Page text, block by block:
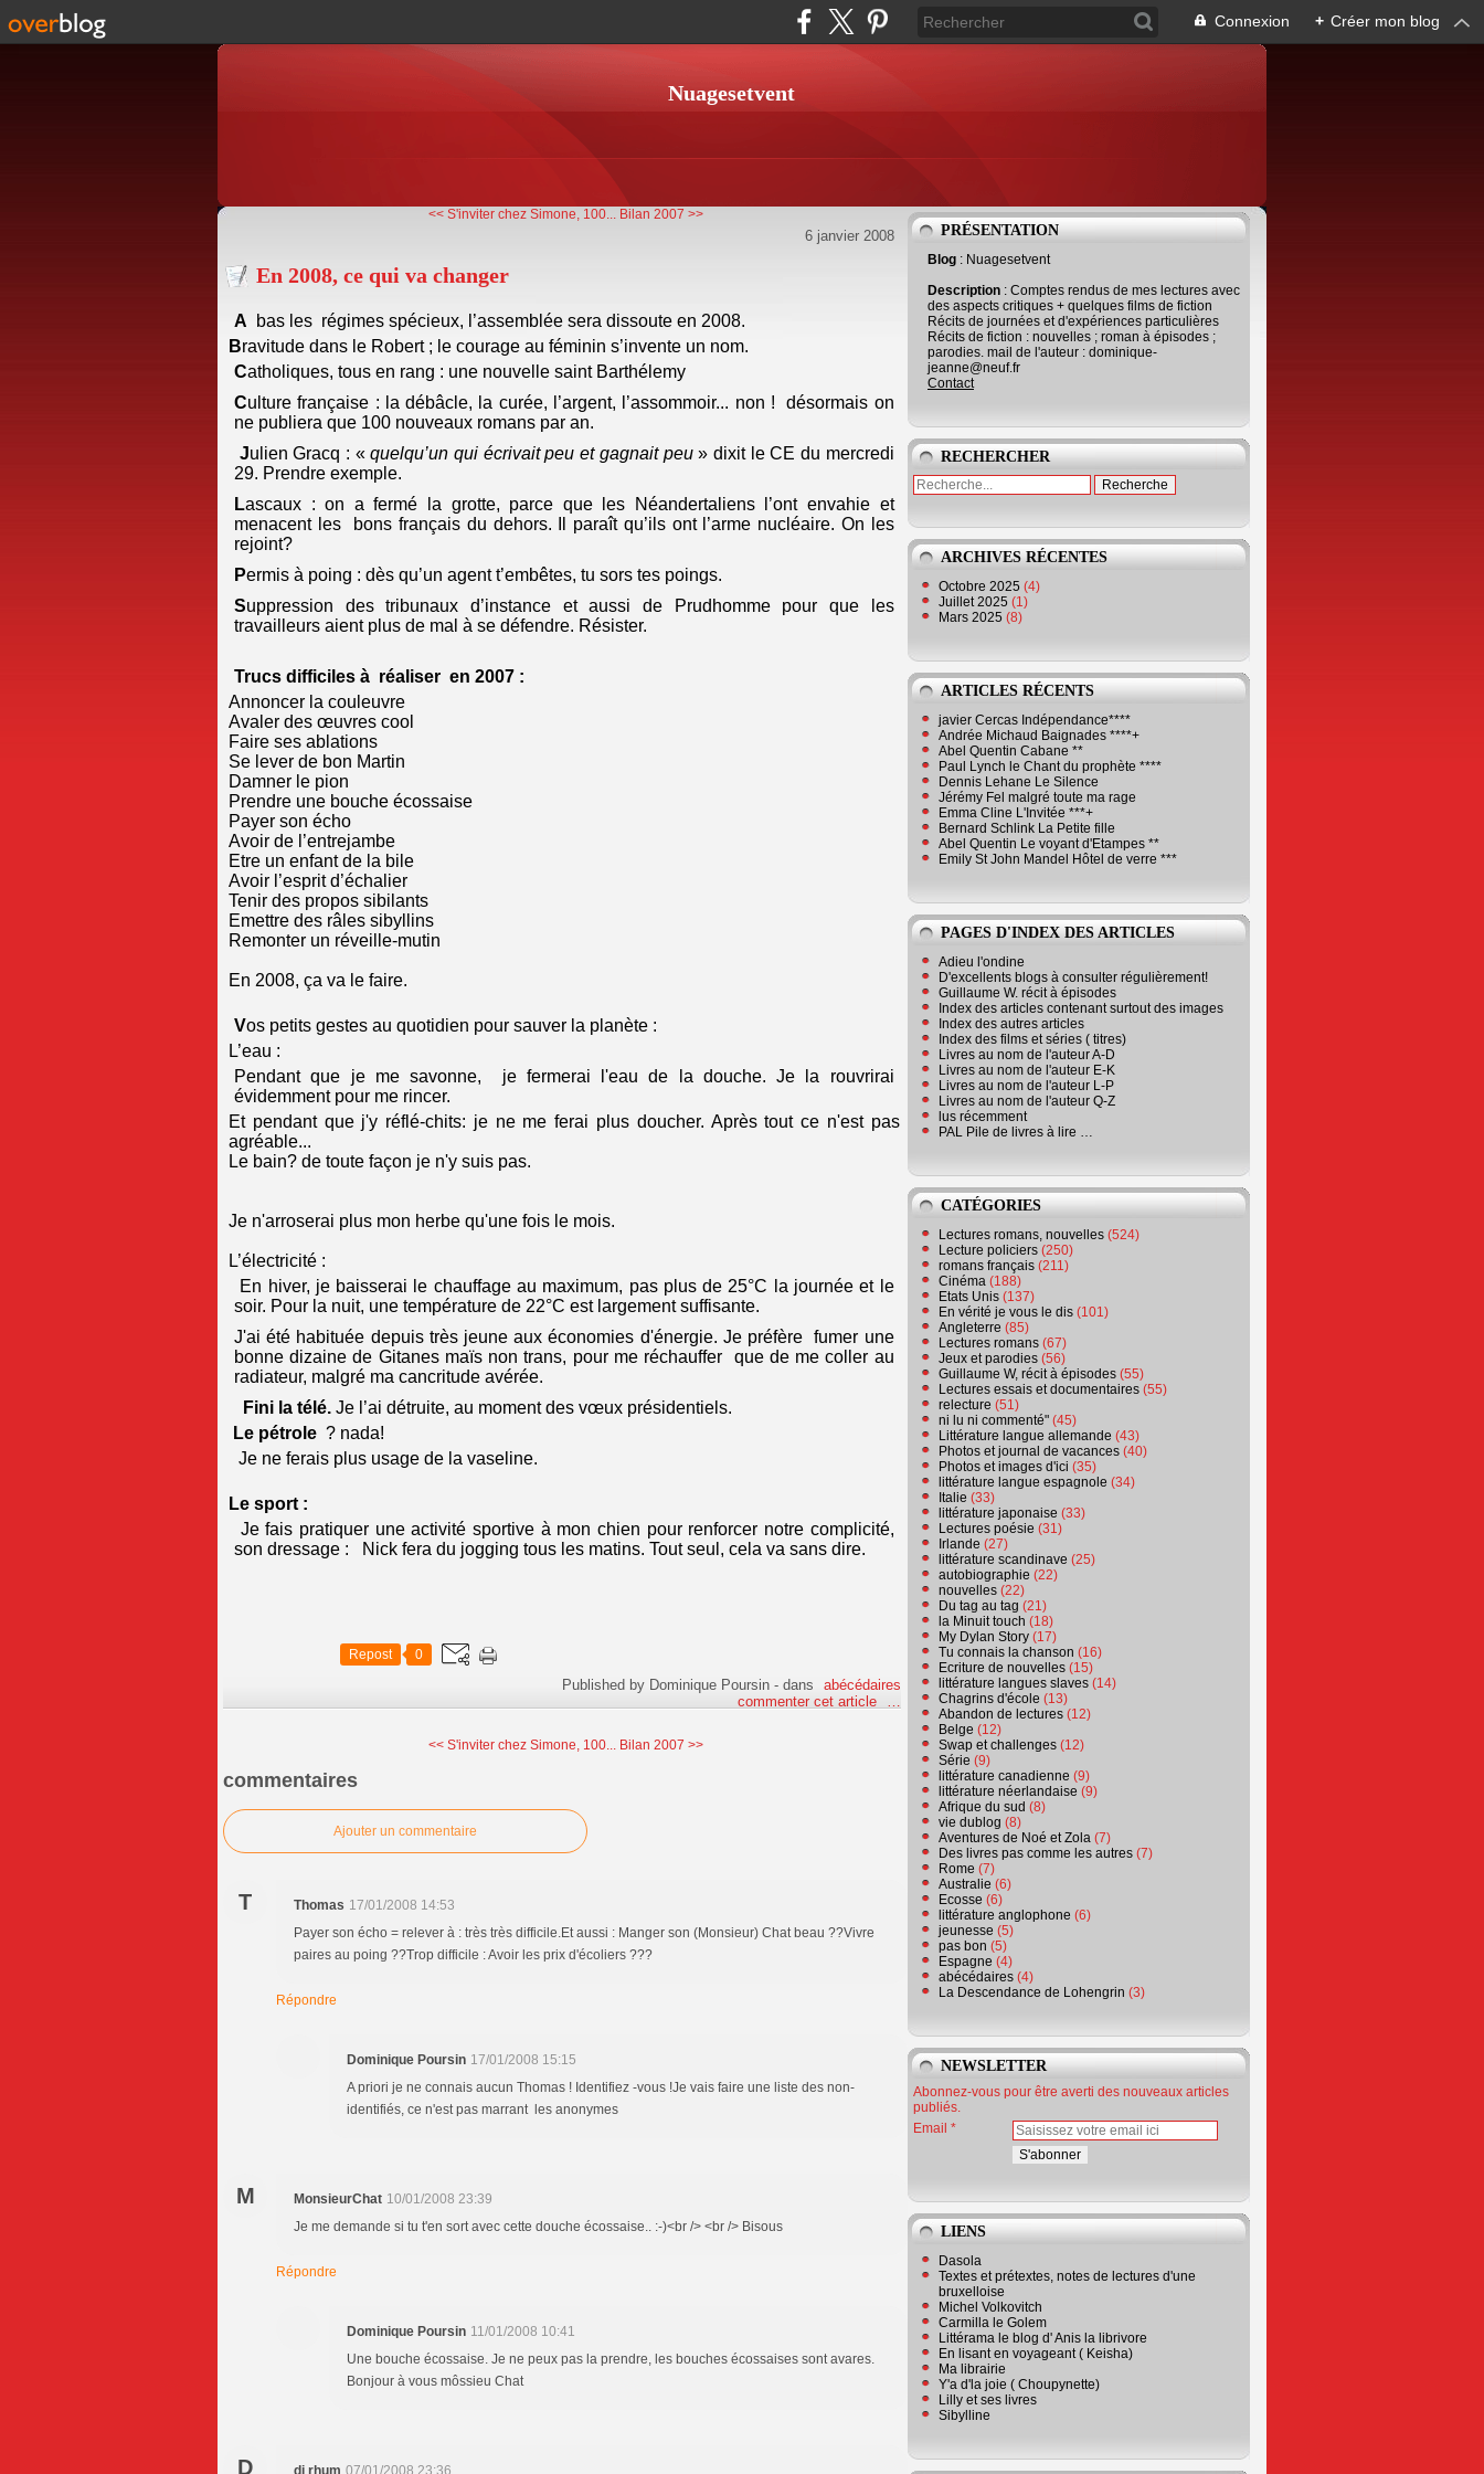
Connexion + Créer mon blog
Nuagesetvent
<< S'inviter chez Simone, 100... Bilan 2007 >>
6 janvier 2008
En 2008, ce qui va changer
A bas les régimes spécieux, l’assemblée sera dissoute en 2008.
Bravitude dans le Robert ; le courage au féminin s’invente un nom.
Catholiques, tous en rang : une nouvelle saint Barthélemy
Culture française : la débâcle, la curée, l’argent, l’assommoir... non ! désormais on
ne publiera que 100 nouveaux romans par an.
Julien Gracq : «quelqu’un qui écrivait peu et gagnait peu» dixit le CE du mercredi
29. Prendre exemple.
Lascaux : on a fermé la grotte, parce que les Néandertaliens l’ont envahie et
menacent les bons français du dehors. Il paraît qu’ils ont l’arme nucléaire. On les
rejoint?
Permis à poing : dès qu’un agent t’embêtes, tu sors tes poings.
Suppression des tribunaux d’instance et aussi de Prudhomme pour que les
travailleurs aient plus de mal à se défendre. Résister.
Trucs difficiles à réaliser en 2007 :
Annoncer la couleuvre
Avaler des œuvres cool
Faire ses ablations
Se lever de bon Martin
Damner le pion
Prendre une bouche écossaise
Payer son écho
Avoir de l’entrejambe
Etre un enfant de la bile
Avoir l’esprit d’échalier
Tenir des propos sibilants
Emettre des râles sibyllins
Remonter un réveille-mutin
En 2008, ça va le faire.
Vos petits gestes au quotidien pour sauver la planète :
L’eau :
Pendant que je me savonne, je fermerai l'eau de la douche. Je la rouvrirai
évidemment pour me rincer.
Et pendant que j'y réflé-chits: je ne me ferai plus doucher. Après tout ce n'est pas
agréable...
Le bain? de toute façon je n'y suis pas.
Je n'arroserai plus mon herbe qu'une fois le mois.
L’électricité :
En hiver, je baisserai le chauffage au maximum, pas plus de 25°C la journée et le
soir. Pour la nuit, une température de 22°C est largement suffisante.
J'ai été habituée depuis très jeune aux économies d'énergie. Je préfère fumer une
bonne dizaine de Gitanes maïs non trans, pour me réchauffer que de me coller au
radiateur, malgré ma cancritude avérée.
Fini la télé. Je l’ai détruite, au moment des vœux présidentiels.
Le pétrole ? nada!
Je ne ferais plus usage de la vaseline.
Le sport :
Je fais pratiquer une activité sportive à mon chien pour renforcer notre complicité,
son dressage : Nick fera du jogging tous les matins. Tout seul, cela va sans dire.
Repost 0
Published by Dominique Poursin -dans
abécédaires
commenter cet article
…
<< S'inviter chez Simone, 100... Bilan 2007 >>
commentaires
Ajouter un commentaire
T Thomas 17/01/2008 14:53
Payer son écho = relever à : très très difficile.Et aussi : Manger son (Monsieur) Chat beau ??Vivre
paires au poing ??Trop difficile : Avoir les prix d'écoliers ???
Répondre
Dominique Poursin 17/01/2008 15:15
A priori je ne connais aucun Thomas ! Identifiez -vous !Je vais faire une liste des non-
identifiés, ce n'est pas marrant les anonymes
M MonsieurChat 10/01/2008 23:39
Je me demande si tu t'en sort avec cette douche écossaise.. :-)<br /> <br /> Bisous
Répondre
Dominique Poursin 11/01/2008 10:41
Une bouche écossaise. Je ne peux pas la prendre, les bouches écossaises sont avares.
Bonjour à vous môssieu Chat
D dj rhum 07/01/2008 23:36
PRÉSENTATION
Blog : Nuagesetvent
Description : Comptes rendus de mes lectures avec
des aspects critiques + quelques films de fiction
Récits de journées et d'expériences particulières
Récits de fiction : nouvelles ; roman à épisodes ;
parodies. mail de l'auteur : dominique-
jeanne@neuf.fr
Contact
RECHERCHER
ARCHIVES RÉCENTES
Octobre 2025 (4)
Juillet 2025 (1)
Mars 2025 (8)
ARTICLES RÉCENTS
javier Cercas Indépendance****
Andrée Michaud Baignades ****+
Abel Quentin Cabane **
Paul Lynch le Chant du prophète ****
Dennis Lehane Le Silence
Jérémy Fel malgré toute ma rage
Emma Cline L'Invitée ***+
Bernard Schlink La Petite fille
Abel Quentin Le voyant d'Etampes **
Emily St John Mandel Hôtel de verre ***
PAGES D'INDEX DES ARTICLES
Adieu l'ondine
D'excellents blogs à consulter régulièrement!
Guillaume W. récit à épisodes
Index des articles contenant surtout des images
Index des autres articles
Index des films et séries ( titres)
Livres au nom de l'auteur A-D
Livres au nom de l'auteur E-K
Livres au nom de l'auteur L-P
Livres au nom de l'auteur Q-Z
lus récemment
PAL Pile de livres à lire …
CATÉGORIES
Lectures romans, nouvelles (524)
Lecture policiers (250)
romans français (211)
Cinéma (188)
Etats Unis (137)
En vérité je vous le dis (101)
Angleterre (85)
Lectures romans (67)
Jeux et parodies (56)
Guillaume W, récit à épisodes (55)
Lectures essais et documentaires (55)
relecture (51)
ni lu ni commenté" (45)
Littérature langue allemande (43)
Photos et journal de vacances (40)
Photos et images d'ici (35)
littérature langue espagnole (34)
Italie (33)
littérature japonaise (33)
Lectures poésie (31)
Irlande (27)
littérature scandinave (25)
autobiographie (22)
nouvelles (22)
Du tag au tag (21)
la Minuit touch (18)
My Dylan Story (17)
Tu connais la chanson (16)
Ecriture de nouvelles (15)
littérature langues slaves (14)
Chagrins d'école (13)
Abandon de lectures (12)
Belge (12)
Swap et challenges (12)
Série (9)
littérature canadienne (9)
littérature néerlandaise (9)
Afrique du sud (8)
vie dublog (8)
Aventures de Noé et Zola (7)
Des livres pas comme les autres (7)
Rome (7)
Australie (6)
Ecosse (6)
littérature anglophone (6)
jeunesse (5)
pas bon (5)
Espagne (4)
abécédaires (4)
La Descendance de Lohengrin (3)
NEWSLETTER
Abonnez-vous pour être averti des nouveaux articles
publiés.
Email
LIENS
Dasola
Textes et prétextes, notes de lectures d'une
bruxelloise
Michel Volkovitch
Carmilla le Golem
Littérama le blog d' Anis la librivore
En lisant en voyageant ( Keisha)
Ma librairie
Y'a d'la joie ( Choupynette)
Lilly et ses livres
Sibylline